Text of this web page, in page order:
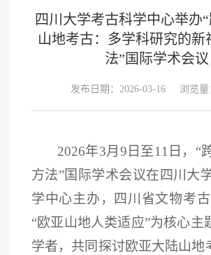
四川大学考古科学中心举办
山地考古：多学科研究的新
法”国际学术会议
发布日期：2026-03-16 浏览量
2026年3月9日至11日，“
方法”国际学术会议在四川大
学中心主办，四川省文物考
“欧亚山地人类适应”为核心
学者，共同探讨欧亚大陆山